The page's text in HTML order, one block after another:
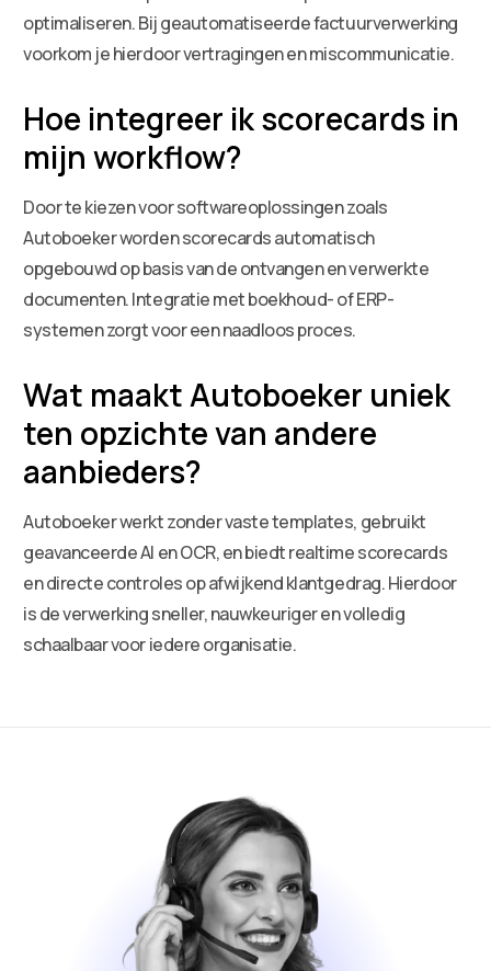
optimaliseren. Bij geautomatiseerde factuurverwerking
voorkom je hierdoor vertragingen en miscommunicatie.
Hoe integreer ik scorecards in
mijn workflow?
Door te kiezen voor softwareoplossingen zoals
Autoboeker worden scorecards automatisch
opgebouwd op basis van de ontvangen en verwerkte
documenten. Integratie met boekhoud- of ERP-
systemen zorgt voor een naadloos proces.
Wat maakt Autoboeker uniek
ten opzichte van andere
aanbieders?
Autoboeker werkt zonder vaste templates, gebruikt
geavanceerde AI en OCR, en biedt realtime scorecards
en directe controles op afwijkend klantgedrag. Hierdoor
is de verwerking sneller, nauwkeuriger en volledig
schaalbaar voor iedere organisatie.